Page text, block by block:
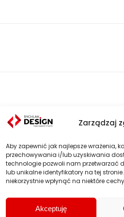
Zarządzaj
Aby zapewnić jak najlepsze wrażenia,
przechowywania i/lub uzyskiwania
technologie pozwoli nam przetwarzać
lub unikalne identyfikatory na tej
niekorzystnie wpłynąć na niektóre
Akceptuję
profilem działalności firmy
trendami na rynku.
dlatego każdy projekt
Przemyśl, Jarosław, Nisko,